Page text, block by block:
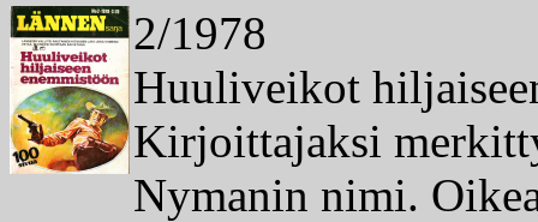
2/1978
Huuliveikot
Kirjoittajaksi
Nymanin nimi.